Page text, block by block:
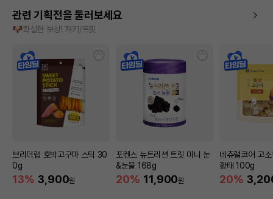
관련 기획전을 둘러보세요
🐶확실한 보상! 져키/트릿
브리더랩 호박고구마 스틱 30
0g
13% 3,900원
포켄스 뉴트리션 트릿 미니 눈
&눈물 168g
20% 11,900원
네츄럴코어 고
황태 100g
20%